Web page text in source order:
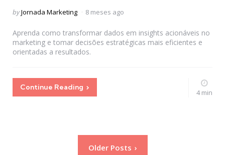
Posted
byJornada Marketing 8 meses ago
Aprenda como transformar dados em insights acionáveis no
marketing e tomar decisões estratégicas mais eficientes e
orientadas a resultados.
Continue Reading
4 min
Older Posts